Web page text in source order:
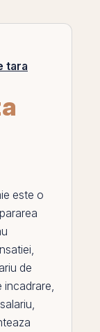
tara
este o
de
incadrare,
,